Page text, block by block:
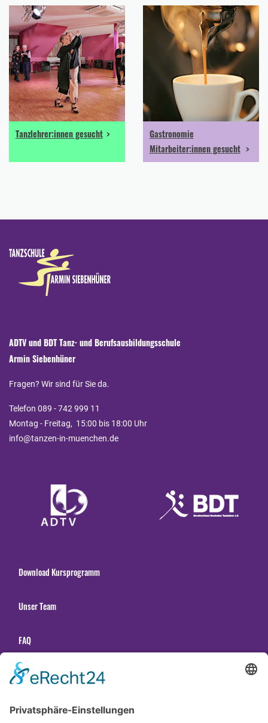
Tanzlehrer:innen gesucht
Gastronomie
Mitarbeiter:innen gesucht
ADTV und BDT Tanz- und Berufsausbildungsschule
Armin Siebenhüner
Fragen? Wir sind für Sie da.
Telefon 089 - 742 999 11
Montag - Freitag, 15:00 bis 18:00 Uhr
info@tanzen-in-muenchen.de
Download Kursprogramm
Unser Team
FAQ
Unsere Tanzschulen
Gender Hinweis